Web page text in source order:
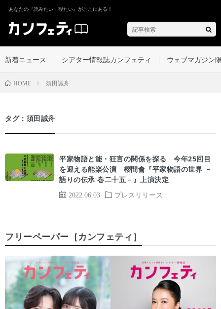
あなたの『読みたい・観たい』がここにある！
新着ニュース シアター情報誌カンフェティ ウェブマガジン
HOME 須田誠舟
タグ：須田誠舟
2022.06.03 プレスリリース
平家物語と能・狂言の関係を探る 今年25回目
を迎える能楽公演 櫻間會『平家物語の世界 －
語りの伝承 巻二十五－』上演決定
フリーペーパー［カンフェティ］